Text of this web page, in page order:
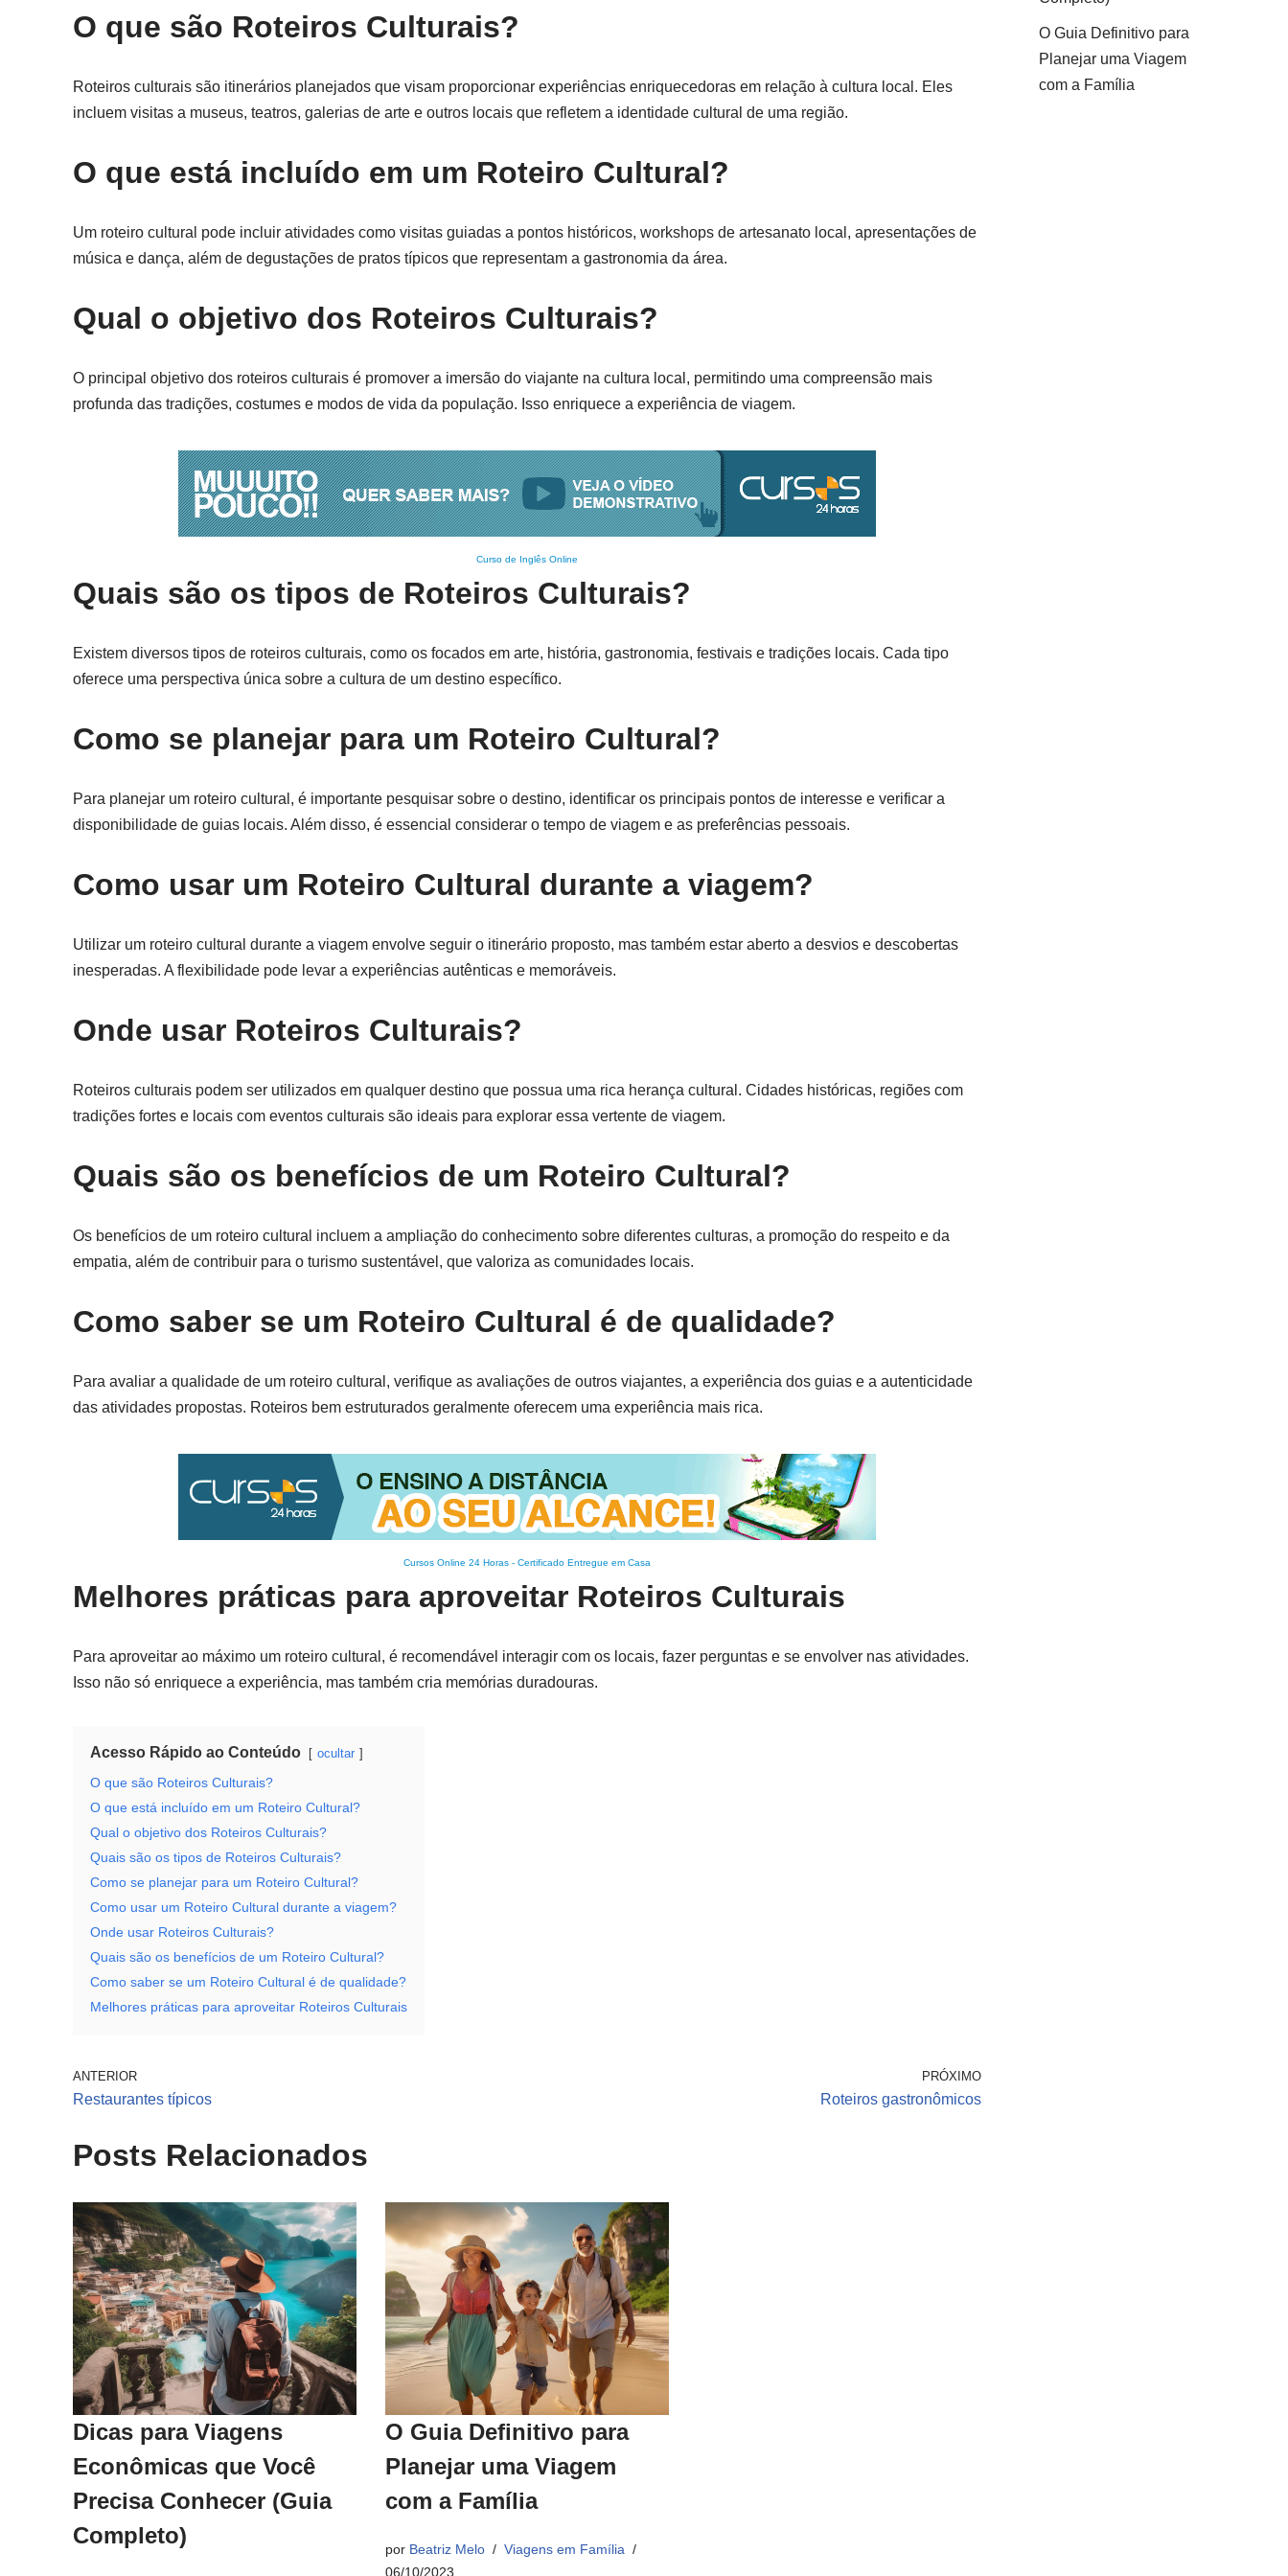
O que são Roteiros Culturais?
Roteiros culturais são itinerários planejados que visam proporcionar experiências enriquecedoras em relação à cultura local. Eles
incluem visitas a museus, teatros, galerias de arte e outros locais que refletem a identidade cultural de uma região.
O que está incluído em um Roteiro Cultural?
Um roteiro cultural pode incluir atividades como visitas guiadas a pontos históricos, workshops de artesanato local, apresentações de
música e dança, além de degustações de pratos típicos que representam a gastronomia da área.
Qual o objetivo dos Roteiros Culturais?
O principal objetivo dos roteiros culturais é promover a imersão do viajante na cultura local, permitindo uma compreensão mais
profunda das tradições, costumes e modos de vida da população. Isso enriquece a experiência de viagem.
Curso de Inglês Online
Quais são os tipos de Roteiros Culturais?
Existem diversos tipos de roteiros culturais, como os focados em arte, história, gastronomia, festivais e tradições locais. Cada tipo
oferece uma perspectiva única sobre a cultura de um destino específico.
Como se planejar para um Roteiro Cultural?
Para planejar um roteiro cultural, é importante pesquisar sobre o destino, identificar os principais pontos de interesse e verificar a
disponibilidade de guias locais. Além disso, é essencial considerar o tempo de viagem e as preferências pessoais.
Como usar um Roteiro Cultural durante a viagem?
Utilizar um roteiro cultural durante a viagem envolve seguir o itinerário proposto, mas também estar aberto a desvios e descobertas
inesperadas. A flexibilidade pode levar a experiências autênticas e memoráveis.
Onde usar Roteiros Culturais?
Roteiros culturais podem ser utilizados em qualquer destino que possua uma rica herança cultural. Cidades históricas, regiões com
tradições fortes e locais com eventos culturais são ideais para explorar essa vertente de viagem.
Quais são os benefícios de um Roteiro Cultural?
Os benefícios de um roteiro cultural incluem a ampliação do conhecimento sobre diferentes culturas, a promoção do respeito e da
empatia, além de contribuir para o turismo sustentável, que valoriza as comunidades locais.
Como saber se um Roteiro Cultural é de qualidade?
Para avaliar a qualidade de um roteiro cultural, verifique as avaliações de outros viajantes, a experiência dos guias e a autenticidade
das atividades propostas. Roteiros bem estruturados geralmente oferecem uma experiência mais rica.
Cursos Online 24 Horas- Certificado Entregue em Casa
Melhores práticas para aproveitar Roteiros Culturais
Para aproveitar ao máximo um roteiro cultural, é recomendável interagir com os locais, fazer perguntas e se envolver nas atividades.
Isso não só enriquece a experiência, mas também cria memórias duradouras.
Acesso Rápido ao Conteúdo ocultar
O que são Roteiros Culturais?
O que está incluído em um Roteiro Cultural?
Qual o objetivo dos Roteiros Culturais?
Quais são os tipos de Roteiros Culturais?
Como se planejar para um Roteiro Cultural?
Como usar um Roteiro Cultural durante a viagem?
Onde usar Roteiros Culturais?
Quais são os benefícios de um Roteiro Cultural?
Como saber se um Roteiro Cultural é de qualidade?
Melhores práticas para aproveitar Roteiros Culturais
ANTERIOR
Restaurantes típicos
PRÓXIMO
Roteiros gastronômicos
Posts Relacionados
Dicas para Viagens
Econômicas que Você
Precisa Conhecer (Guia
Completo)
O Guia Definitivo para
Planejar uma Viagem
com a Família
por Beatriz Melo
Viagens em Família
06/10/2023
O Guia Definitivo para
Planejar uma Viagem
com a Família